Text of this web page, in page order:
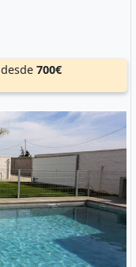
desde700€